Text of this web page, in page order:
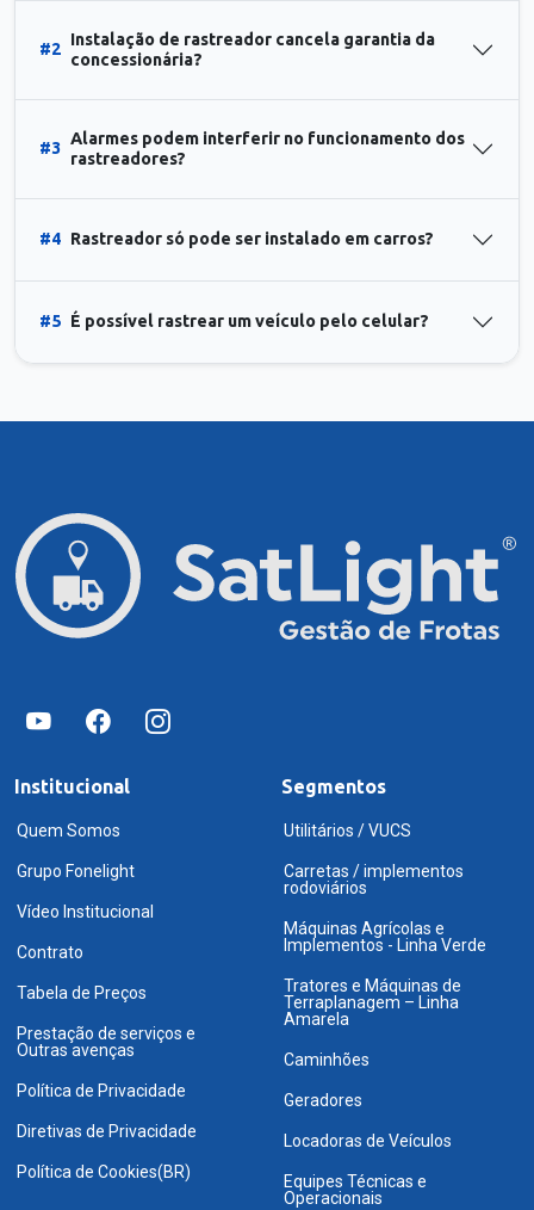
#2
Instalação de rastreador cancela garantia da
concessionária?
#3
Alarmes podem interferir no funcionamento dos
rastreadores?
#4 Rastreador só pode ser instalado em carros?
#5 É possível rastrear um veículo pelo celular?
Institucional
Quem Somos
Grupo Fonelight
Vídeo Institucional
Contrato
Tabela de Preços
Prestação de serviços e
Outras avenças
Política de Privacidade
Diretivas de Privacidade
Política de Cookies(BR)
Segmentos
Utilitários / VUCS
Carretas / implementos
rodoviários
Máquinas Agrícolas e
Implementos - Linha Verde
Tratores e Máquinas de
Terraplanagem – Linha
Amarela
Caminhões
Geradores
Locadoras de Veículos
Equipes Técnicas e
Operacionais